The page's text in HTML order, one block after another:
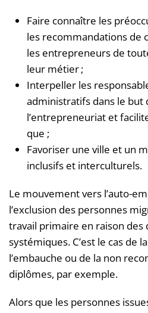
Faire connaître les
les recommandations de
les entrepreneurs de
leur métier ;
Interpeller les
administratifs dans le but
l’entrepreneuriat et
que ;
Favoriser une ville et un
inclusifs et interculturels.
Le mouvement vers l’auto-
l’exclusion des personnes
travail primaire en raison des
systémiques. C’est le cas de
l’embauche ou de la non
diplômes, par exemple.
Alors que les personnes